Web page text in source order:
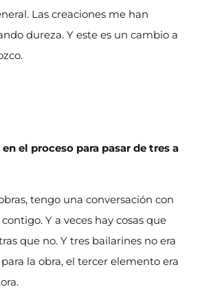
Las creaciones me han
dureza. Y este es un cambio a
el proceso para pasar de tres a
tengo una conversación con
Y a veces hay cosas que
que no. Y tres bailarines no era
la obra, el tercer elemento era